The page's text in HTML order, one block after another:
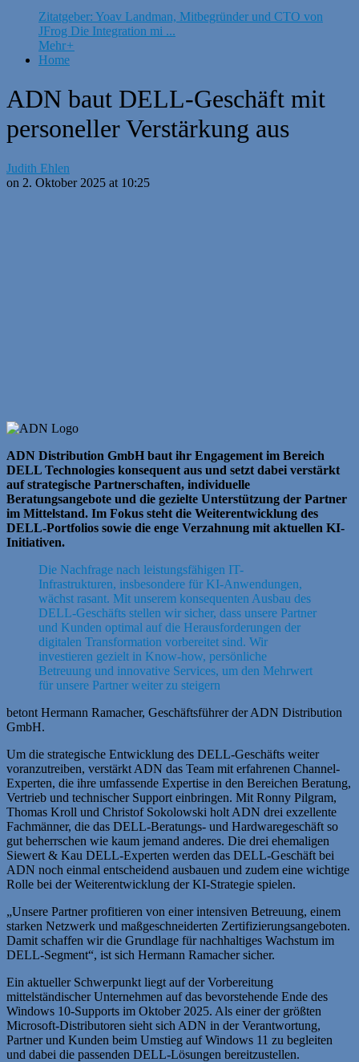
Zitatgeber: Yoav Landman, Mitbegründer und CTO von
JFrog Die Integration mi ...
Mehr+
Home
ADN baut DELL-Geschäft mit
personeller Verstärkung aus
Judith Ehlen
on 2. Oktober 2025 at 10:25
ADN Distribution GmbH baut ihr Engagement im Bereich
DELL Technologies konsequent aus und setzt dabei verstärkt
auf strategische Partnerschaften, individuelle
Beratungsangebote und die gezielte Unterstützung der Partner
im Mittelstand. Im Fokus steht die Weiterentwicklung des
DELL-Portfolios sowie die enge Verzahnung mit aktuellen KI-
Initiativen.
Die Nachfrage nach leistungsfähigen IT-
Infrastrukturen, insbesondere für KI-Anwendungen,
wächst rasant. Mit unserem konsequenten Ausbau des
DELL-Geschäfts stellen wir sicher, dass unsere Partner
und Kunden optimal auf die Herausforderungen der
digitalen Transformation vorbereitet sind. Wir
investieren gezielt in Know-how, persönliche
Betreuung und innovative Services, um den Mehrwert
für unsere Partner weiter zu steigern
betont Hermann Ramacher, Geschäftsführer der ADN Distribution
GmbH.
Um die strategische Entwicklung des DELL-Geschäfts weiter
voranzutreiben, verstärkt ADN das Team mit erfahrenen Channel-
Experten, die ihre umfassende Expertise in den Bereichen Beratung,
Vertrieb und technischer Support einbringen. Mit Ronny Pilgram,
Thomas Kroll und Christof Sokolowski holt ADN drei exzellente
Fachmänner, die das DELL-Beratungs- und Hardwaregeschäft so
gut beherrschen wie kaum jemand anderes. Die drei ehemaligen
Siewert & Kau DELL-Experten werden das DELL-Geschäft bei
ADN noch einmal entscheidend ausbauen und zudem eine wichtige
Rolle bei der Weiterentwicklung der KI-Strategie spielen.
„Unsere Partner profitieren von einer intensiven Betreuung, einem
starken Netzwerk und maßgeschneiderten Zertifizierungsangeboten.
Damit schaffen wir die Grundlage für nachhaltiges Wachstum im
DELL-Segment“, ist sich Hermann Ramacher sicher.
Ein aktueller Schwerpunkt liegt auf der Vorbereitung
mittelständischer Unternehmen auf das bevorstehende Ende des
Windows 10-Supports im Oktober 2025. Als einer der größten
Microsoft-Distributoren sieht sich ADN in der Verantwortung,
Partner und Kunden beim Umstieg auf Windows 11 zu begleiten
und dabei die passenden DELL-Lösungen bereitzustellen.